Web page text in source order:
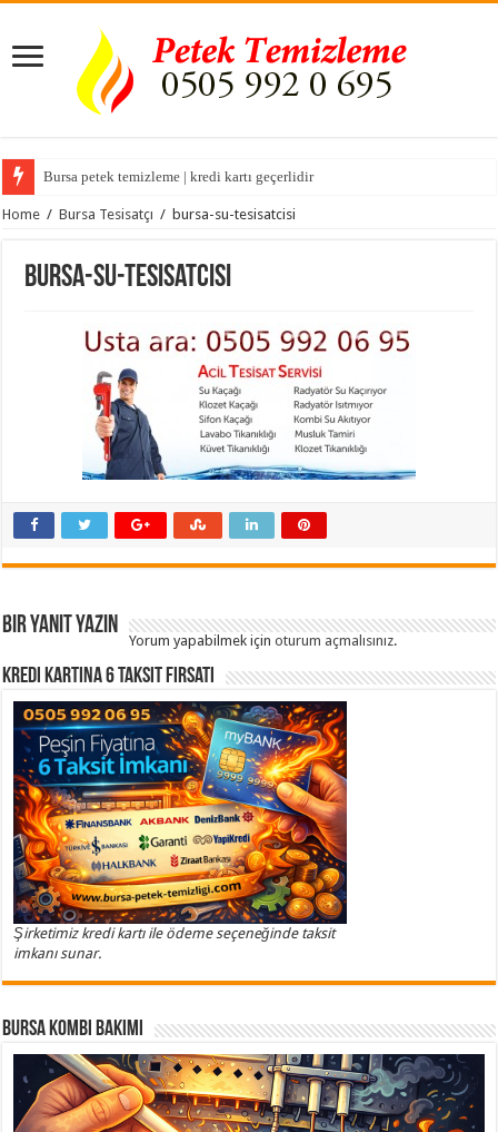
Bursa petek temizleme | kredi kartı geçerlidir
Home / Bursa Tesisatçı / bursa-su-tesisatcisi
bursa-su-tesisatcisi
Bir yanıt yazın
Yorum yapabilmek içinoturum açmalısınız.
Kredi Kartına 6 Taksit Fırsatı
Şirketimiz kredi kartı ile ödeme seçeneğinde taksit
imkanı sunar.
Bursa Kombi Bakımı